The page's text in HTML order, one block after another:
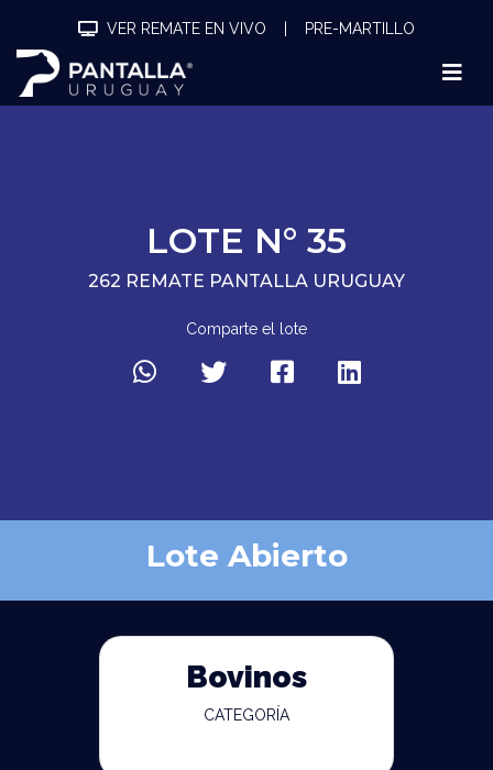
VER REMATE EN VIVO PRE-MARTILLO
LOTE N° 35
262 REMATE PANTALLA URUGUAY
Comparte el lote
Lote Abierto
Bovinos
CATEGORÍA